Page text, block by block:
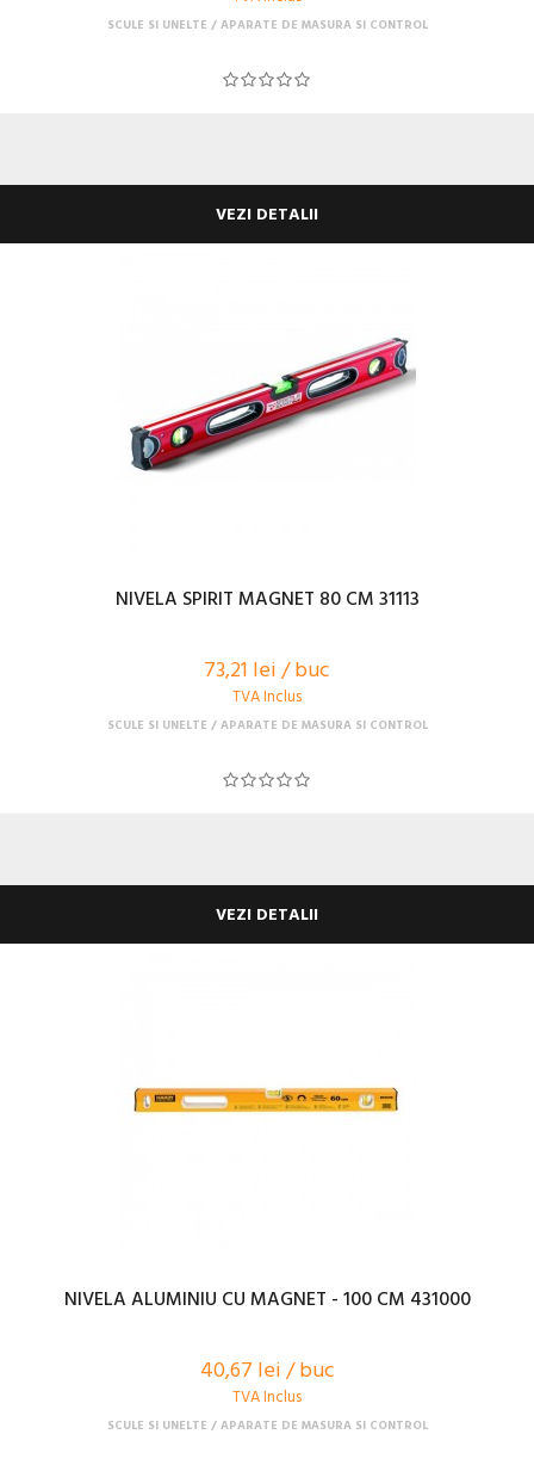
SCULE SI UNELTE APARATE DE MASURA SI CONTROL
VEZI DETALII
NIVELA SPIRIT MAGNET 80 CM 31113
73,21 lei / buc
TVA Inclus
SCULE SI UNELTE APARATE DE MASURA SI CONTROL
VEZI DETALII
NIVELA ALUMINIU CU MAGNET - 100 CM 431000
40,67 lei / buc
TVA Inclus
SCULE SI UNELTE APARATE DE MASURA SI CONTROL